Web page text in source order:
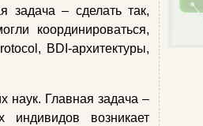
задача – сделать так,
координироваться,
BDI-архитектуры,
наук. Главная задача –
индивидов возникает